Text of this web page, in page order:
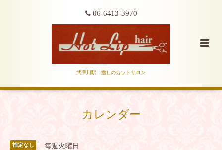
06-6413-3970
武庫川駅 癒しのカットサロン
カレンダー
指定なし 毎週火曜日